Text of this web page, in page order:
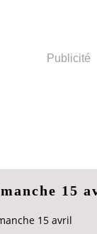
Publicité
15
15 avril